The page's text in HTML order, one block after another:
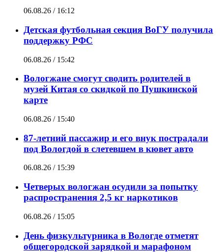
06.08.26 / 16:12
Детская футбольная секция ВоГУ получила
поддержку РФС
06.08.26 / 15:42
Вологжане смогут сводить родителей в
музей Китая со скидкой по Пушкинской
карте
06.08.26 / 15:40
87-летний пассажир и его внук пострадали
под Вологдой в слетевшем в кювет авто
06.08.26 / 15:39
Четверых вологжан осудили за попытку
распространения 2,5 кг наркотиков
06.08.26 / 15:05
День физкультурника в Вологде отметят
общегородской зарядкой и марафоном